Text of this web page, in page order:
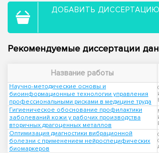
ДОБАВИТЬ
Рекомендуемые диссертации
Название работы
Научно-методические основы и
биоинформационные технологии управления
профессиональными рисками в медицине труда
Гигиеническое обоснование профилактики
заболеваний кожи у рабочих производства
вторичных драгоценных металлов
Оптимизация диагностики вибрационной
болезни с применением нейроспецифических
биомаркеров